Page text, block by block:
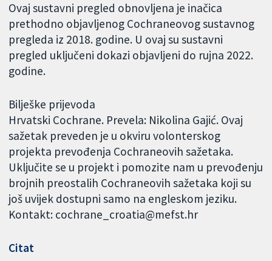
Ovaj sustavni pregled obnovljena je inačica
prethodno objavljenog Cochraneovog sustavnog
pregleda iz 2018. godine. U ovaj su sustavni
pregled uključeni dokazi objavljeni do rujna 2022.
godine.
Bilješke prijevoda
Hrvatski Cochrane. Prevela: Nikolina Gajić. Ovaj
sažetak preveden je u okviru volonterskog
projekta prevođenja Cochraneovih sažetaka.
Uključite se u projekt i pomozite nam u prevođenju
brojnih preostalih Cochraneovih sažetaka koji su
još uvijek dostupni samo na engleskom jeziku.
Kontakt: cochrane_croatia@mefst.hr
Citat